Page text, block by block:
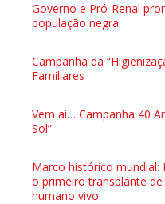
Governo e Pró-Renal
população negra
Campanha da
Familiares
Vem ai… Campanha 40
Sol”
Marco histórico mundial:
o primeiro transplante
humano vivo.